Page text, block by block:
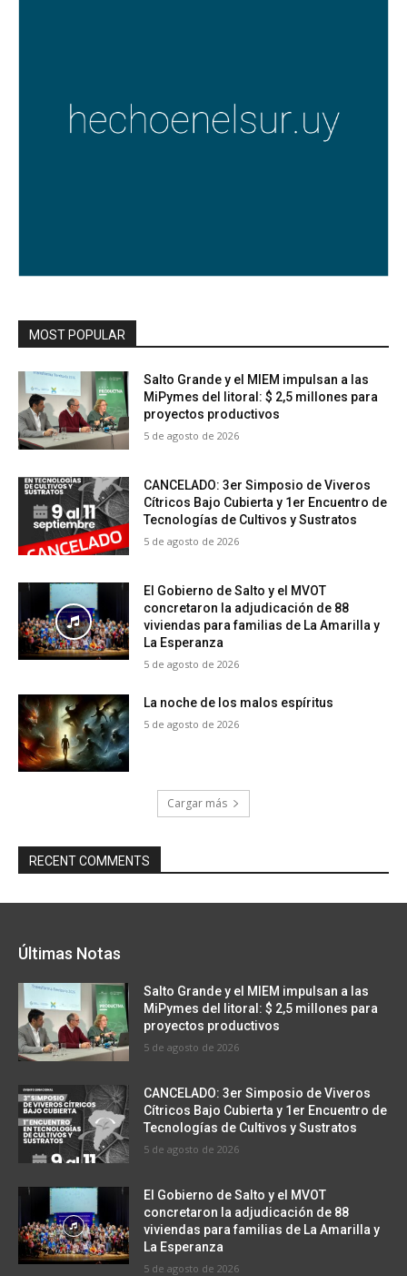
MOST POPULAR
Salto Grande y el MIEM impulsan a las
MiPymes del litoral: $ 2,5 millones para
proyectos productivos
5 de agosto de 2026
CANCELADO: 3er Simposio de Viveros
Cítricos Bajo Cubierta y 1er Encuentro de
Tecnologías de Cultivos y Sustratos
5 de agosto de 2026
El Gobierno de Salto y el MVOT
concretaron la adjudicación de 88
viviendas para familias de La Amarilla y
La Esperanza
5 de agosto de 2026
La noche de los malos espíritus
5 de agosto de 2026
Cargar más
RECENT COMMENTS
Últimas Notas
Salto Grande y el MIEM impulsan a las
MiPymes del litoral: $ 2,5 millones para
proyectos productivos
5 de agosto de 2026
CANCELADO: 3er Simposio de Viveros
Cítricos Bajo Cubierta y 1er Encuentro de
Tecnologías de Cultivos y Sustratos
5 de agosto de 2026
El Gobierno de Salto y el MVOT
concretaron la adjudicación de 88
viviendas para familias de La Amarilla y
La Esperanza
5 de agosto de 2026